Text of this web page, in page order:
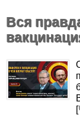
Вся
[